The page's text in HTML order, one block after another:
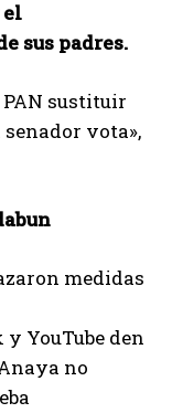
el
sus padres.
sustituir
senador vota»,
medidas
YouTube den
no